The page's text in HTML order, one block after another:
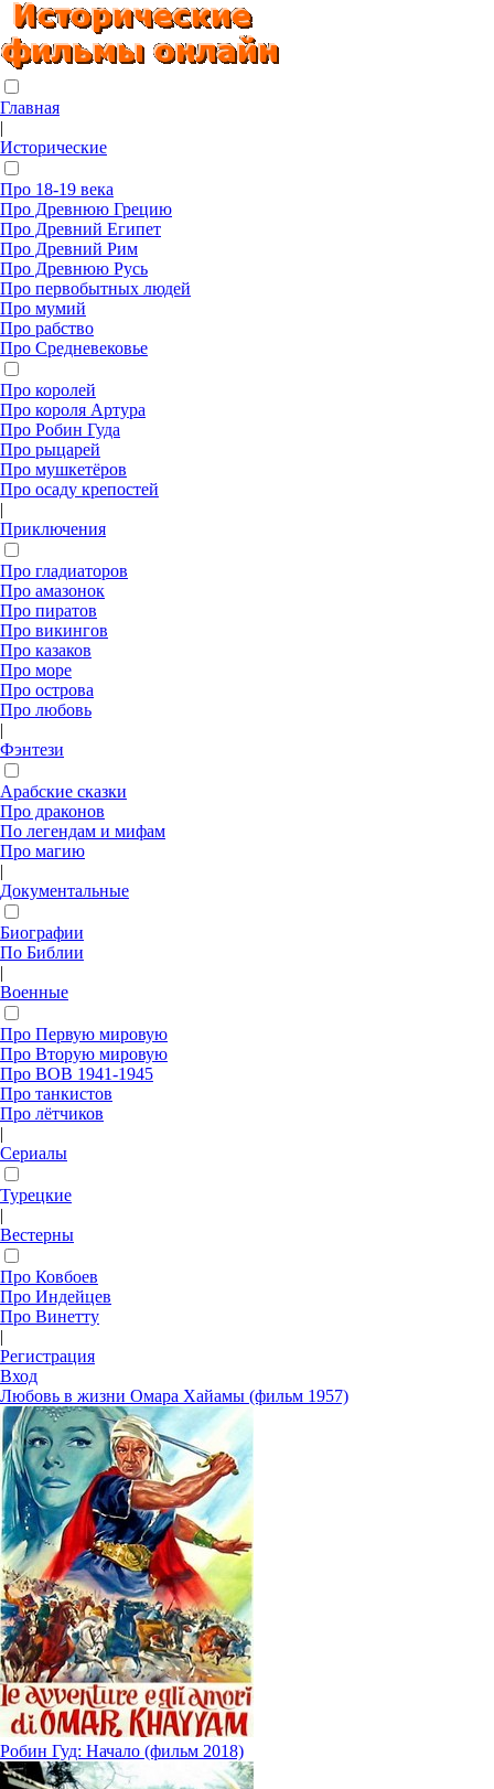
Главная
|
Исторические
Про 18-19 века
Про Древнюю Грецию
Про Древний Египет
Про Древний Рим
Про Древнюю Русь
Про первобытных людей
Про мумий
Про рабство
Про Средневековье
Про королей
Про короля Артура
Про Робин Гуда
Про рыцарей
Про мушкетёров
Про осаду крепостей
|
Приключения
Про гладиаторов
Про амазонок
Про пиратов
Про викингов
Про казаков
Про море
Про острова
Про любовь
|
Фэнтези
Арабские сказки
Про драконов
По легендам и мифам
Про магию
|
Документальные
Биографии
По Библии
|
Военные
Про Первую мировую
Про Вторую мировую
Про ВОВ 1941-1945
Про танкистов
Про лётчиков
|
Сериалы
Турецкие
|
Вестерны
Про Ковбоев
Про Индейцев
Про Винетту
|
Регистрация
Вход
Любовь в жизни Омара Хайамы (фильм 1957)
Робин Гуд: Начало (фильм 2018)